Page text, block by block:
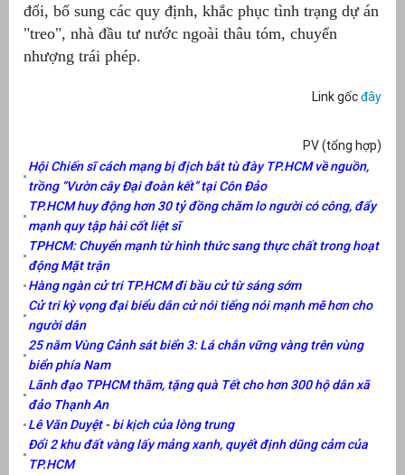
đổi, bổ sung các quy định, khắc phục tình trạng dự án
"treo", nhà đầu tư nước ngoài thâu tóm, chuyển
nhượng trái phép.
Link gốcđây
PV (tổng hợp)
Hội Chiến sĩ cách mạng bị địch bắt tù đày TP.HCM về nguồn,
trồng “Vườn cây Đại đoàn kết” tại Côn Đảo
TP.HCM huy động hơn 30 tỷ đồng chăm lo người có công, đẩy
mạnh quy tập hài cốt liệt sĩ
TPHCM: Chuyển mạnh từ hình thức sang thực chất trong hoạt
động Mặt trận
Hàng ngàn cử tri TP.HCM đi bầu cử từ sáng sớm
Cử tri kỳ vọng đại biểu dân cử nói tiếng nói mạnh mẽ hơn cho
người dân
25 năm Vùng Cảnh sát biển 3: Lá chắn vững vàng trên vùng
biển phía Nam
Lãnh đạo TPHCM thăm, tặng quà Tết cho hơn 300 hộ dân xã
đảo Thạnh An
Lê Văn Duyệt - bi kịch của lòng trung
Đổi 2 khu đất vàng lấy mảng xanh, quyết định dũng cảm của
TP.HCM